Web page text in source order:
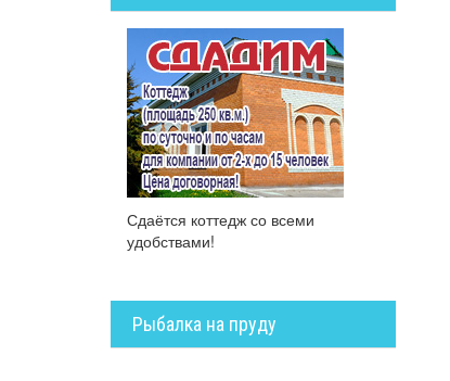
Сдаётся коттедж со всеми
удобствами!
Рыбалка на пруду